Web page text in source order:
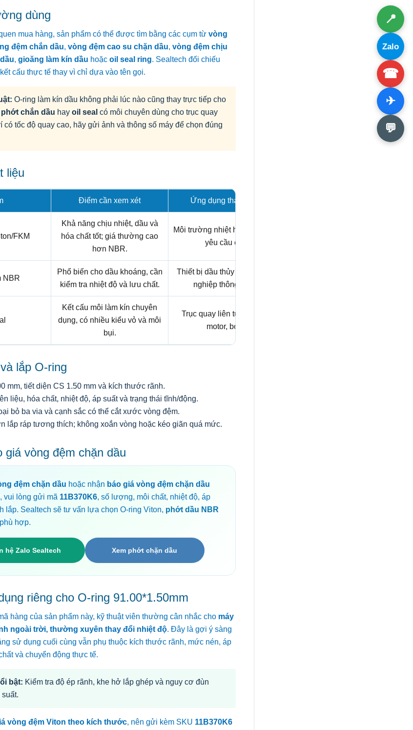
dùng
mua hàng, sản phẩm có thể được tìm bằng các cụm từ vòng
đệm chắn dầu, vòng đệm cao su chặn dầu, vòng đệm chịu
, gioăng làm kín dầu hoặc oil seal ring. Sealtech đối chiếu
cấu thực tế thay vì chỉ dựa vào tên gọi.
O-ring làm kín dầu không phải lúc nào cũng thay trực tiếp cho
phớt chắn dầu hay oil seal có môi chuyên dùng cho trục quay
có tốc độ quay cao, hãy gửi ảnh và thông số máy để chọn đúng
liệu
Điểm cần xem xét Ứng dụng tham khảo
FKM
Khả năng chịu nhiệt, dầu và
hóa chất tốt; giá thường cao
hơn NBR.
Môi trường nhiệt hoặc lưu chất
yêu cầu cao.
NBR
Phổ biến cho dầu khoáng, cần
kiểm tra nhiệt độ và lưu chất.
Thiết bị dầu thủy lực và công
nghiệp thông dụng.
Kết cấu môi làm kín chuyên
dụng, có nhiều kiểu vỏ và môi
bụi.
Trục quay liên tục, hộp số,
motor, bơm.
lắp O-ring
mm, tiết diện CS 1.50 mm và kích thước rãnh.
liệu, hóa chất, nhiệt độ, áp suất và trạng thái tĩnh/động.
bỏ ba via và cạnh sắc có thể cắt xước vòng đệm.
lắp ráp tương thích; không xoắn vòng hoặc kéo giãn quá mức.
giá vòng đệm chặn dầu
đệm chặn dầu hoặc nhận báo giá vòng đệm chặn dầu
vui lòng gửi mã 11B370K6, số lượng, môi chất, nhiệt độ, áp
lắp. Sealtech sẽ tư vấn lựa chọn O-ring Viton, phớt dầu NBR
hợp.
hệ Zalo Sealtech Xem phớt chặn dầu
riêng cho O-ring 91.00*1.50mm
hàng của sản phẩm này, kỹ thuật viên thường cân nhắc cho máy
ngoài trời, thường xuyên thay đổi nhiệt độ. Đây là gợi ý sàng
sử dụng cuối cùng vẫn phụ thuộc kích thước rãnh, mức nén, áp
và chuyển động thực tế.
bật: Kiểm tra độ ép rãnh, khe hở lắp ghép và nguy cơ đùn
vòng đệm Viton theo kích thước, nên gửi kèm SKU 11B370K6
📍
Zalo
☎
✈
💬